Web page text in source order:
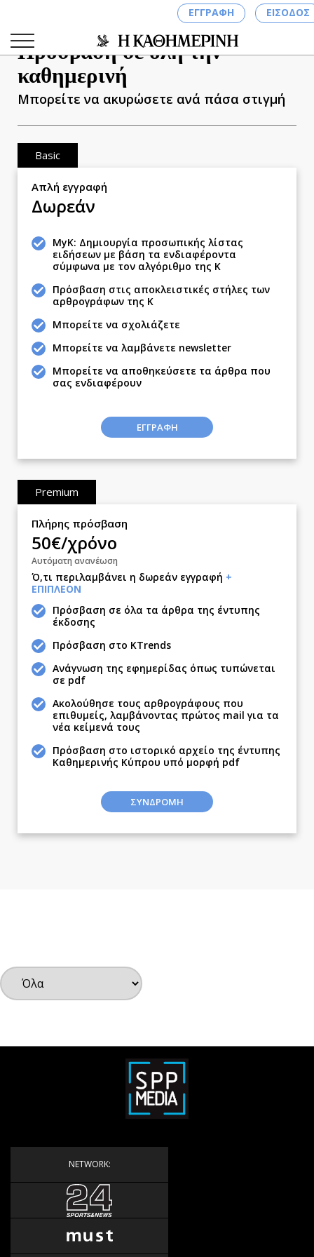
ΕΓΓΡΑΦΗ ΕΙΣΟΔΟΣ
Κύπρος
Παιδεία
Υγεία
Πολιτική
Βουλευτικές 2026
Εκλογές 2024
Προεδρικές 2023
Διπλωματία
Αθλητισμός
Κύπρος
Οικονομική
Οικονομία
Real Estate
Επιχειρήσεις
Αγορές
Money Review
AstroBank Properties
Ενέργεια
Ναυτιλία
Περιβάλλον
Ελλάδα
Κόσμος
Παράξενα
Πολιτισμός
Σινεμά
Αγγελίες
Ενοικιάζονται
Θέσεις εργασίας
Αυτοκίνηση
Αφιερώματα
Αναδρομές
ΚΛΕΙΣΙΜΟ
Πρόσβαση σε όλη την
καθημερινή
Μπορείτε να ακυρώσετε ανά πάσα στιγμή
Basic
Απλή εγγραφή
Δωρεάν
MyK: Δημιουργία προσωπικής λίστας
ειδήσεων με βάση τα ενδιαφέροντα
σύμφωνα με τον αλγόριθμο της Κ
Πρόσβαση στις αποκλειστικές στήλες των
αρθρογράφων της Κ
Μπορείτε να σχολιάζετε
Μπορείτε να λαμβάνετε newsletter
Μπορείτε να αποθηκεύσετε τα άρθρα που
σας ενδιαφέρουν
ΕΓΓΡΑΦΗ
Premium
Πλήρης πρόσβαση
50€/χρόνο
Αυτόματη ανανέωση
Ό,τι περιλαμβάνει η δωρεάν εγγραφή +
ΕΠΙΠΛΕΟΝ
Πρόσβαση σε όλα τα άρθρα της έντυπης
έκδοσης
Πρόσβαση στο KTrends
Ανάγνωση της εφημερίδας όπως τυπώνεται
σε pdf
Ακολούθησε τους αρθρογράφους που
επιθυμείς, λαμβάνοντας πρώτος mail για τα
νέα κείμενά τους
Πρόσβαση στο ιστορικό αρχείο της έντυπης
Καθημερινής Κύπρου υπό μορφή pdf
ΣΥΝΔΡΟΜΗ
NETWORK: